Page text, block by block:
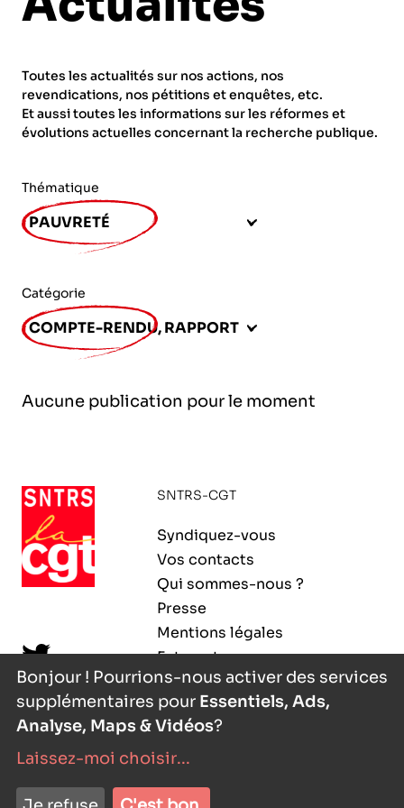
Fonction publique
Actions spécifiques
ORGANISMES
CNRS – Centre national de la recherche
scientifique
INRIA - Institut national de recherche en
INSERM – Institut national de la santé et de la
recherche médicale
développement
INED – Institut national d’études
démographiques
l’exploitation de la mer
AGENDA
PUBLICATIONS
ADHÉRER
Toutes les actualités sur nos actions, nos
revendications, nos pétitions et enquêtes, etc.
Et aussi toutes les informations sur les réformes et
évolutions actuelles concernant la recherche publique.
Thématique
PAUVRETÉ
Catégorie
COMPTE-RENDU, RAPPORT
Aucune publication pour le moment
SNTRS-CGT
Syndiquez-vous
Vos contacts
Qui sommes-nous ?
Presse
Mentions légales
Extranet
- agence digitale
Bonjour ! Pourrions-nous activer des services
supplémentaires pour Essentiels, Ads,
Analyse, Maps & Vidéos?
Laissez-moi choisir...